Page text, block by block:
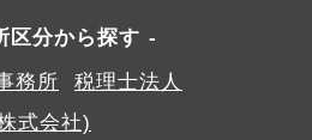
区分から探す
務所
税理士法人
式会社)